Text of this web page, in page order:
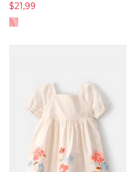
$21,99